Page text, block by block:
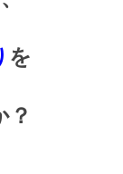
を
？